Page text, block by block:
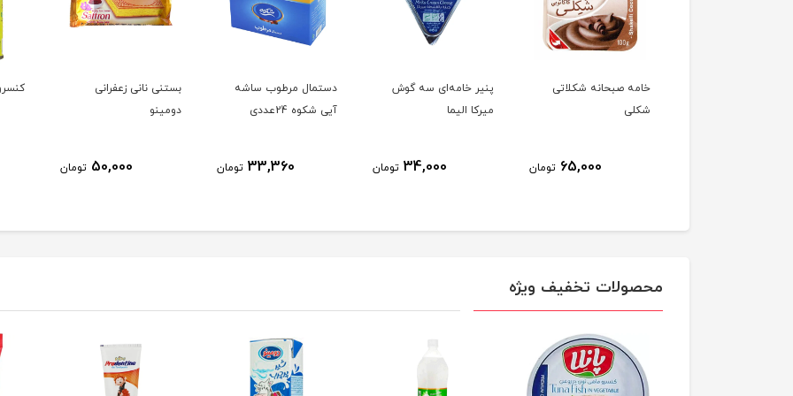
خامه صبحانه شکلاتی
شکلی
65,000 تومان
پنیر خامه‌ای سه گوش
میرکا الیما
34,000 تومان
دستمال مرطوب ساشه
آیی شکوه 24عددی
33,360 تومان
بستنی نانی زعفرانی
دومینو
50,000 تومان
محصولات تخفیف ویژه